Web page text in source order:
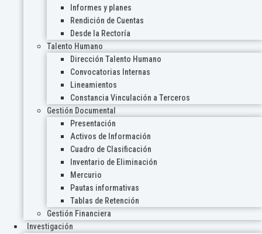
Informes y planes
Rendición de Cuentas
Desde la Rectoría
Talento Humano
Dirección Talento Humano
Convocatorias Internas
Lineamientos
Constancia Vinculación a Terceros
Gestión Documental
Presentación
Activos de Información
Cuadro de Clasificación
Inventario de Eliminación
Mercurio
Pautas informativas
Tablas de Retención
Gestión Financiera
Investigación